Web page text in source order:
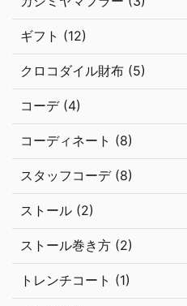
ギフト (12)
クロコダイル財布 (5)
コーデ (4)
コーディネート (8)
スタッフコーデ (8)
ストール (2)
ストール巻き方 (2)
トレンチコート (1)